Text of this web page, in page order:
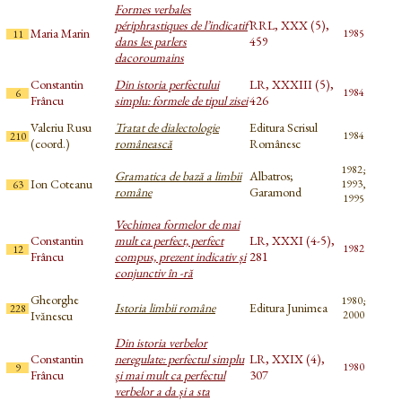
11 Maria Marin
Formes verbales
périphrastiques de l’indicatif
dans les parlers
dacoroumains
RRL, XXX (5),
459
1985
6
Constantin
Frâncu
Din istoria perfectului
simplu: formele de tipul zisei
LR, XXXIII (5),
426
1984
210
Valeriu Rusu
(coord.)
Tratat de dialectologie
românească
Editura Scrisul
Românesc
1984
63 Ion Coteanu
Gramatica de bază a limbii
române
Albatros;
Garamond
1982;
1993,
1995
12
Constantin
Frâncu
Vechimea formelor de mai
mult ca perfect, perfect
compus, prezent indicativ și
conjunctiv în -ră
LR, XXXI (4-5),
281
1982
228
Gheorghe
Ivănescu
Istoria limbii române Editura Junimea
1980;
2000
9
Constantin
Frâncu
Din istoria verbelor
neregulate: perfectul simplu
și mai mult ca perfectul
verbelor a da și a sta
LR, XXIX (4),
307
1980